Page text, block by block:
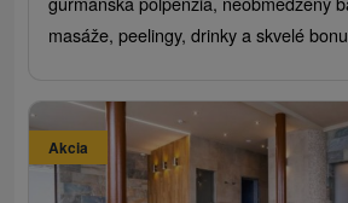
masáže, peelingy, drinky a skvelé
Akcia